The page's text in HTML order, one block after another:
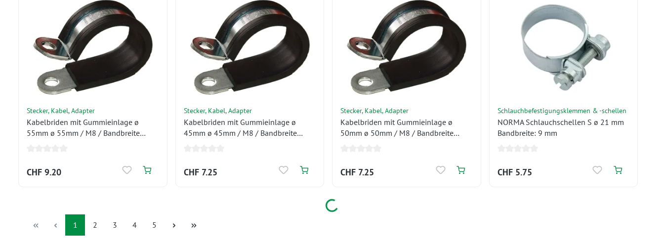
Stecker, Kabel, Adapter
Kabelbriden mit Gummieinlage ø
55mm ø 55mm / M8 / Bandbreite
CHF 9.20
Stecker, Kabel, Adapter
Kabelbriden mit Gummieinlage ø
45mm ø 45mm / M8 / Bandbreite
CHF 7.25
Stecker, Kabel, Adapter
Kabelbriden mit Gummieinlage ø
50mm ø 50mm / M8 / Bandbreite
CHF 7.25
Schlauchbefestigungsklemmen & -schellen
NORMA Schlauchschellen S ø 21 mm
Bandbreite: 9 mm
CHF 5.75
Loading...
Seite
1 Seite
2 Seite
3 Seite
4 Seite
5